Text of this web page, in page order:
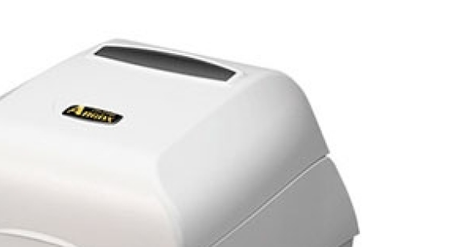
Impressora de Etiquetas Argox
Porta Crachá Conjugado
Porta Crachá Plástico
Porta Crachá Transparente
Ribbon Colorido
Ribbon Fargo